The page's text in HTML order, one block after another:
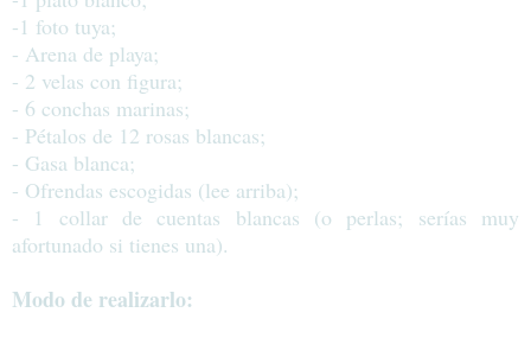
-1 foto tuya;
- Arena de playa;
- 2 velas con figura;
- 6 conchas marinas;
- Pétalos de 12 rosas blancas;
- Gasa blanca;
- Ofrendas escogidas (lee arriba);
- 1 collar de cuentas blancas (o perlas; serías muy
afortunado si tienes una).
Modo de realizarlo: